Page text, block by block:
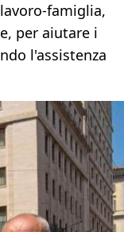
famiglia,
per aiutare i
l'assistenza